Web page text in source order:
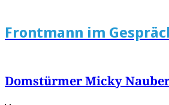
Frontmann im
Domstürmer Micky